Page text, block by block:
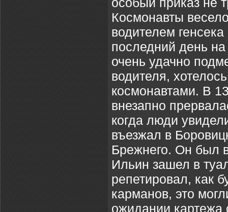
Космонавты
водителем
последний день
очень удачно
водителя,
космонавтами. В
внезапно
когда люди
въезжал в
Брежнего. Он был
Ильин зашел в
репетировал, как
карманов, это
ожидании картежа